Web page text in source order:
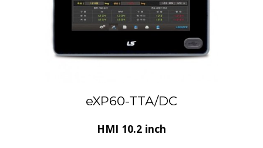
eXP60-TTA/DC
HMI 10.2 inch